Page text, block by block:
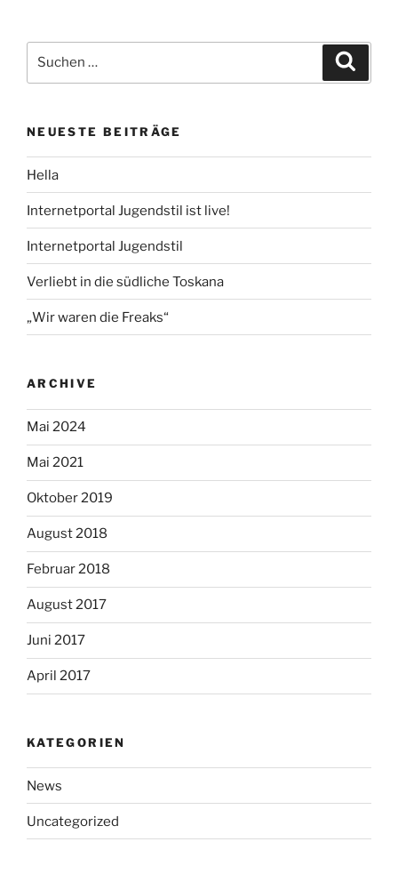
nach:
NEUESTE BEITRÄGE
Hella
Internetportal Jugendstil ist live!
Internetportal Jugendstil
Verliebt in die südliche Toskana
„Wir waren die Freaks“
ARCHIVE
Mai 2024
Mai 2021
Oktober 2019
August 2018
Februar 2018
August 2017
Juni 2017
April 2017
KATEGORIEN
News
Uncategorized